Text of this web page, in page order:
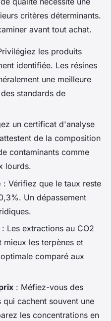
critères déterminants.
avant tout achat.
les produits
identifiée. Les résines
une meilleure
standards de
un certificat d'analyse
de la composition
contaminants comme
lourds.
: Vérifiez que le taux reste
Un dépassement
: Les extractions au CO2
mieux les terpènes et
comparé aux
: Méfiez-vous des
cachent souvent une
les concentrations en